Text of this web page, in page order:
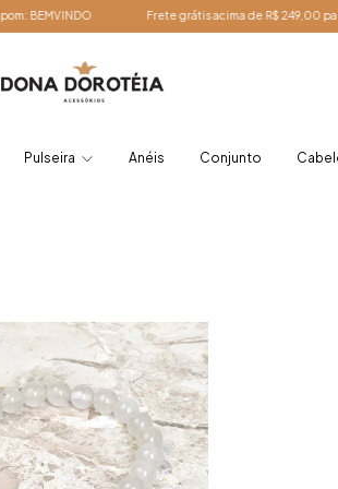
Frete grátis acima de R$ 249,00 para todo o Brasil. |
Pulseira Anéis Conjunto